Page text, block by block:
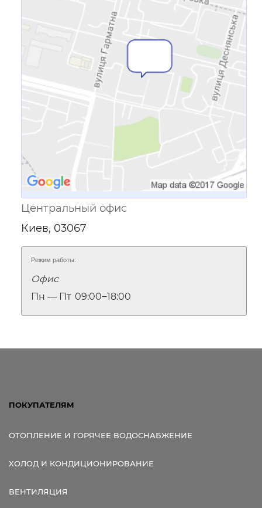
Ссылка для мобильных устройств
Центральный офис
Киев, 03067
Режим работы:
Офис
Пн — Пт 09:00‒18:00
ПОКУПАТЕЛЯМ
ОТОПЛЕНИЕ И ГОРЯЧЕЕ ВОДОСНАБЖЕНИЕ
ХОЛОД И КОНДИЦИОНИРОВАНИЕ
ВЕНТИЛЯЦИЯ